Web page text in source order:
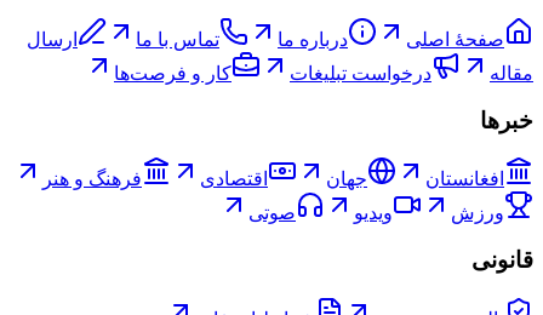
صفحۀ اصلی درباره ما تماس با ما
ارسال
مقاله
درخواست تبلیغات کار و فرصت‌ها
خبرها
افغانستان جهان اقتصادی
فرهنگ و هنر
ورزش
ویدیو صوتی
قانونی